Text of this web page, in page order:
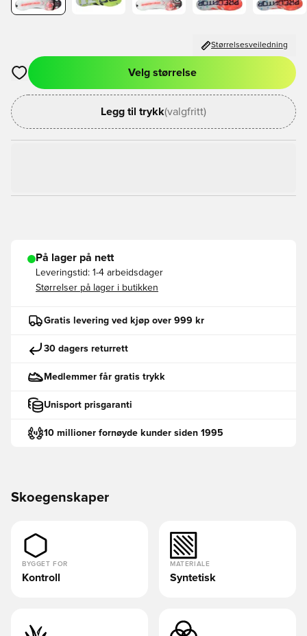
Størrelsesveiledning
Åpner en Modal for å logge inn eller registrere deg som
Velg størrelse
Legg til trykk(valgfritt)
På lager på nett
Leveringstid: 1-4 arbeidsdager
Størrelser på lager i butikken
Gratis levering ved kjøp over 999 kr
30 dagers returrett
Medlemmer får gratis trykk
Unisport prisgaranti
10 millioner fornøyde kunder siden 1995
Skoegenskaper
BYGGET FOR
Kontroll
MATERIALE
Syntetisk